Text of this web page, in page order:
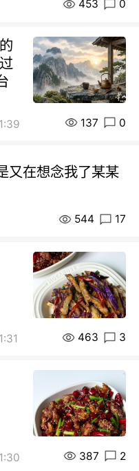
453 0
137 0
又在想念我了某某
544 17
463 3
387 2